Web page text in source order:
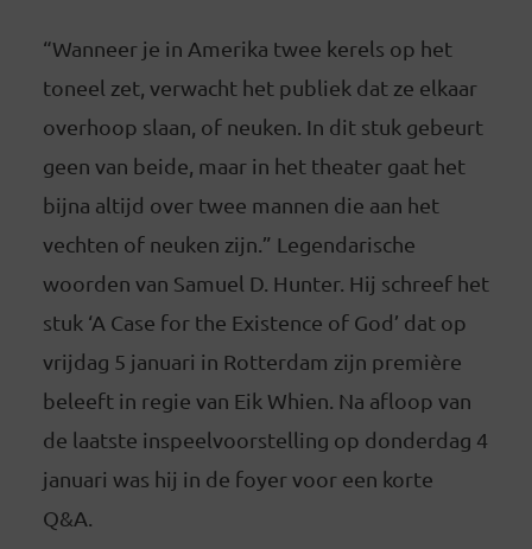
“Wanneer je in Amerika twee kerels op het
toneel zet, verwacht het publiek dat ze elkaar
overhoop slaan, of neuken. In dit stuk gebeurt
geen van beide, maar in het theater gaat het
bijna altijd over twee mannen die aan het
vechten of neuken zijn.” Legendarische
woorden van Samuel D. Hunter. Hij schreef het
stuk ‘A Case for the Existence of God’ dat op
vrijdag 5 januari in Rotterdam zijn première
beleeft in regie van Eik Whien. Na afloop van
de laatste inspeelvoorstelling op donderdag 4
januari was hij in de foyer voor een korte
Q&A.